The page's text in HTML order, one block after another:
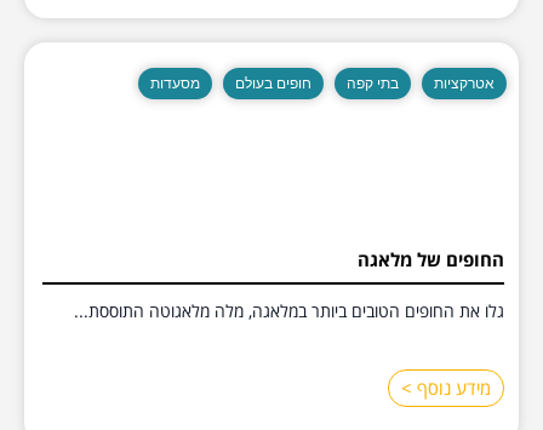
אטרקציות בתי קפה חופים בעולם מסעדות
החופים של מלאגה
גלו את החופים הטובים ביותר במלאגה, מלה מלאגוטה התוססת...
מידע נוסף >